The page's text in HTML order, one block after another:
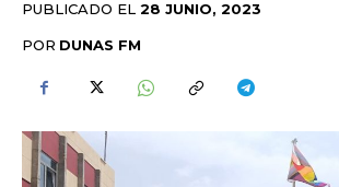
PUBLICADO EL 28 JUNIO, 2023
POR DUNAS FM